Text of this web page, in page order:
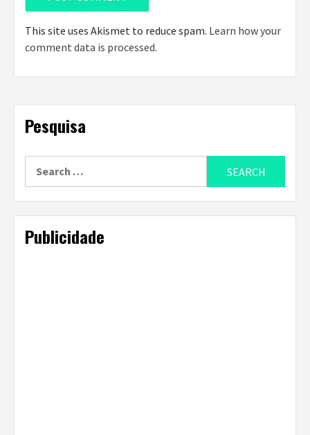
This site uses Akismet to reduce spam. Learn how your
comment data is processed.
Pesquisa
Publicidade